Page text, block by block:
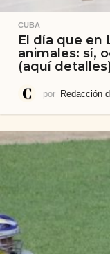
CUBA
El día que en
animales: sí,
(aquí
por Redacción